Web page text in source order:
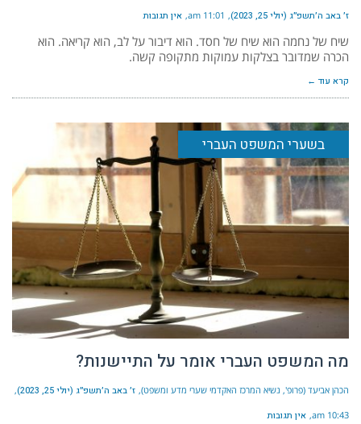
ז׳ באב ה׳תשפ״ג (יולי 25, 2023) 11:01 am אין תגובות
שיח של נחמה הוא שיח של חסד. הוא דיבור על לב, הוא קריאה. הוא
הכרה שמדובר בצלקות עמוקות מתקופה קשה.
קרא עוד ←
בשערי המשפט העברי
מה המשפט העברי אומר על התיישנות?
הכהן אביעד (פרופ', נשיא המרכז האקדמי שערי מדע ומשפט) ז׳ באב ה׳תשפ״ג (יולי 25, 2023)
10:43 am אין תגובות